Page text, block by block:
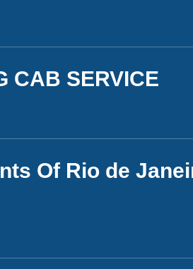
CAB SERVICE
Of Rio de